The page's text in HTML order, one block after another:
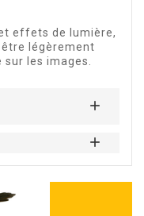
effets de lumière,
légèrement
les images.